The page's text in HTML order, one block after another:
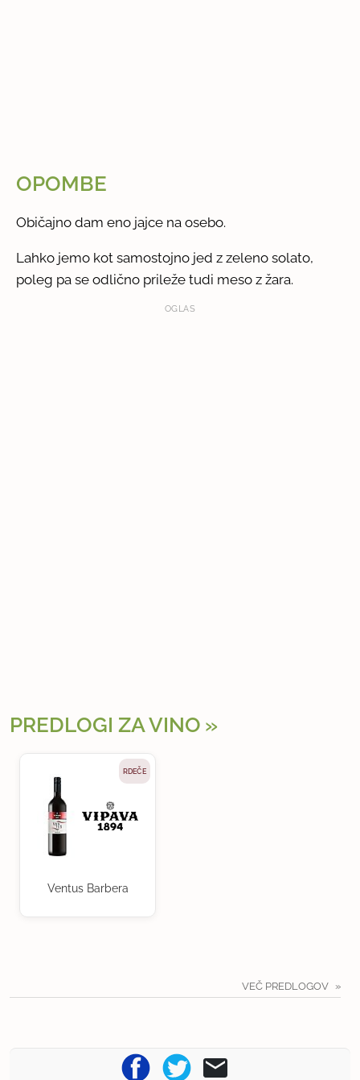
OPOMBE
Običajno dam eno jajce na osebo.
Lahko jemo kot samostojno jed z zeleno solato,
poleg pa se odlično prileže tudi meso z žara.
OGLAS
PREDLOGI ZA VINO
RDEČE
Ventus Barbera
VEČ PREDLOGOV